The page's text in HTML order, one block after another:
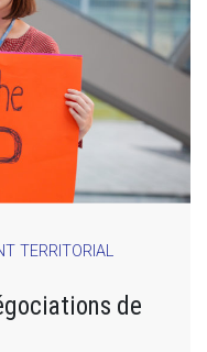
TERRITORIAL
de